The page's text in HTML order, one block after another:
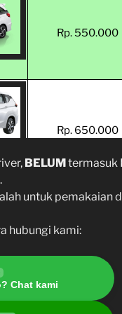
Rp. 550.000
Rp. 650.000
Rp. 800.000
BELUMtermasuk
untuk pemakaian
hubungi kami:
Chat kami